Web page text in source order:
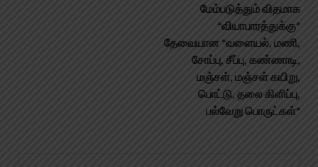
மேம்படுத்தும் விதமாக
*வியாபாரத்துக்கு*
தேவையான *வளையல், மணி,
சோப்பு, சீப்பு, கண்ணாடி,
மஞ்சள், மஞ்சள் கயிறு,
பொட்டு, தலை கிளிப்பு,
பல்வேறு பொருட்கள்*